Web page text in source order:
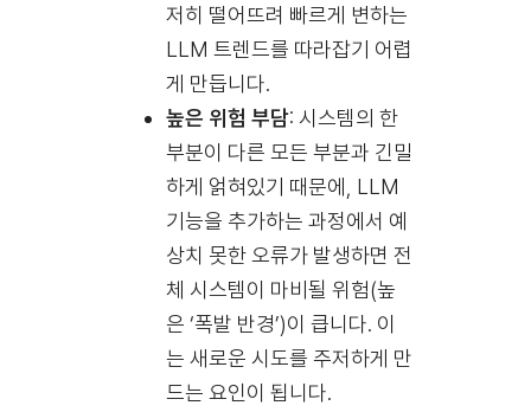
저히 떨어뜨려 빠르게 변하는
LLM 트렌드를 따라잡기 어렵
게 만듭니다.
높은 위험 부담: 시스템의 한
부분이 다른 모든 부분과 긴밀
하게 얽혀있기 때문에, LLM
기능을 추가하는 과정에서 예
상치 못한 오류가 발생하면 전
체 시스템이 마비될 위험(높
은 ‘폭발 반경’)이 큽니다. 이
는 새로운 시도를 주저하게 만
드는 요인이 됩니다.